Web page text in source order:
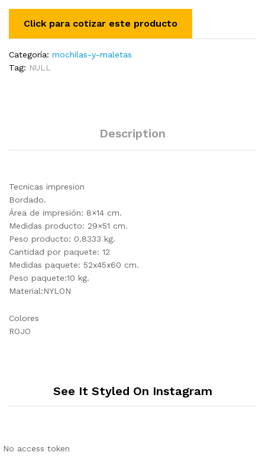
Categoría: mochilas-y-maletas
Tag: NULL
Description
Tecnicas impresion
Bordado.
Área de impresión: 8×14 cm.
Medidas producto: 29×51 cm.
Peso producto: 0.8333 kg.
Cantidad por paquete: 12
Medidas paquete: 52x45x60 cm.
Peso paquete:10 kg.
Material:NYLON
Colores
ROJO
See It Styled On Instagram
No access token